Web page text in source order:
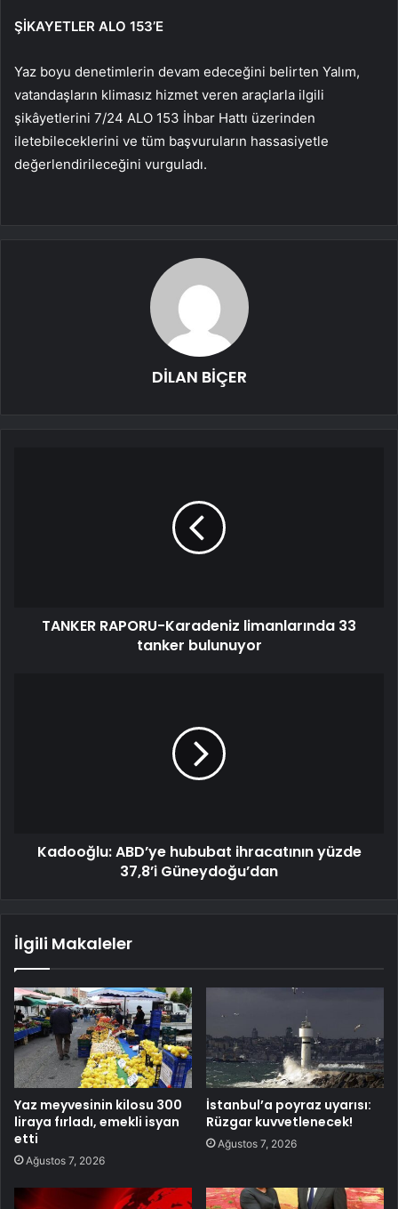
ŞİKAYETLER ALO 153’E
Yaz boyu denetimlerin devam edeceğini belirten Yalım,
vatandaşların klimasız hizmet veren araçlarla ilgili
şikâyetlerini 7/24 ALO 153 İhbar Hattı üzerinden
iletebileceklerini ve tüm başvuruların hassasiyetle
değerlendirileceğini vurguladı.
DİLAN BİÇER
TANKER RAPORU-Karadeniz limanlarında 33
tanker bulunuyor
Kadooğlu: ABD’ye hububat ihracatının yüzde
37,8’i Güneydoğu’dan
İlgili Makaleler
Yaz meyvesinin kilosu 300
liraya fırladı, emekli isyan
etti
Ağustos 7, 2026
İstanbul’a poyraz uyarısı:
Rüzgar kuvvetlenecek!
Ağustos 7, 2026